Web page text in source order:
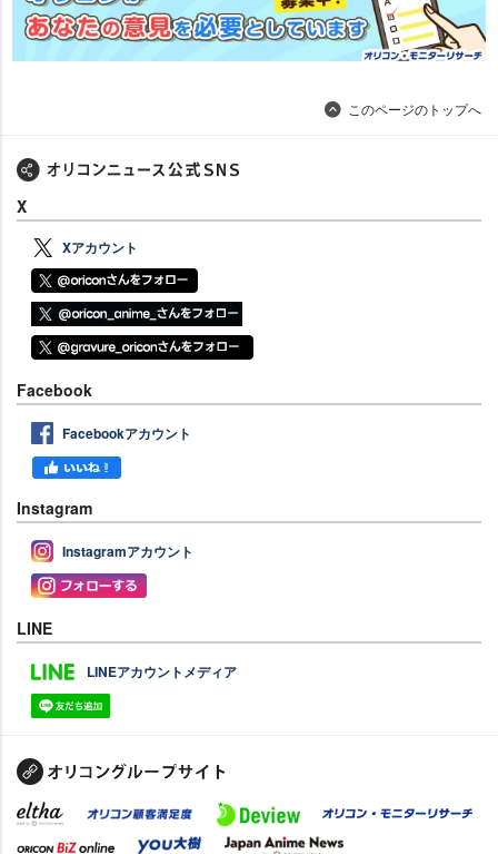
このページのトップへ
X
Xアカウント
Facebook
Facebookアカウント
Instagram
Instagramアカウント
LINE
LINEアカウントメディア